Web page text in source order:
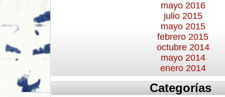
mayo 2016
julio 2015
mayo 2015
febrero 2015
octubre 2014
mayo 2014
enero 2014
Categorías